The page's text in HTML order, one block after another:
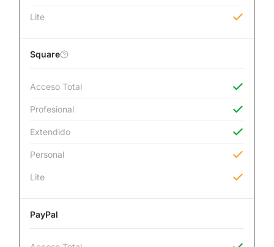
Lite
Square
Acceso Total
Profesional
Extendido
Personal
Lite
PayPal